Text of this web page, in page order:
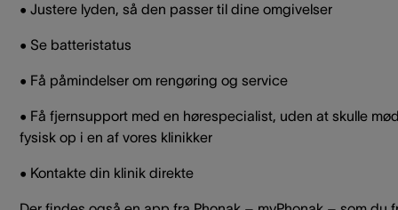
• Justere lyden, så den passer til dine omgivelser
• Se batteristatus
• Få påmindelser om rengøring og service
• Få fjernsupport med en hørespecialist, uden at skulle
fysisk op i en af vores klinikker
• Kontakte din klinik direkte